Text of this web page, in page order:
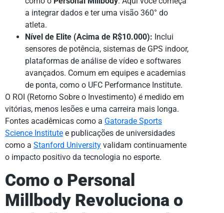
a integrar dados e ter uma visão 360° do
atleta.
Nível de Elite (Acima de R$10.000): Inclui
sensores de potência, sistemas de GPS indoor,
plataformas de análise de vídeo e softwares
avançados. Comum em equipes e academias
de ponta, como o UFC Performance Institute.
O ROI (Retorno Sobre o Investimento) é medido em
vitórias, menos lesões e uma carreira mais longa.
Fontes acadêmicas como a Gatorade Sports
Science Institute e publicações de universidades
como a Stanford University validam continuamente
o impacto positivo da tecnologia no esporte.
Como o Personal
Millbody Revoluciona o